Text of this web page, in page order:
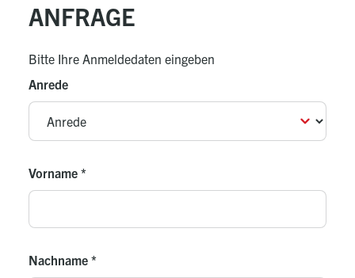
ANFRAGE
Bitte Ihre Anmeldedaten eingeben
Anrede
Vorname *
Nachname *